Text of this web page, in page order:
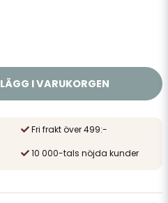
LÄGG I VARUKORGEN
Fri frakt över 499:-
10 000-tals nöjda kunder